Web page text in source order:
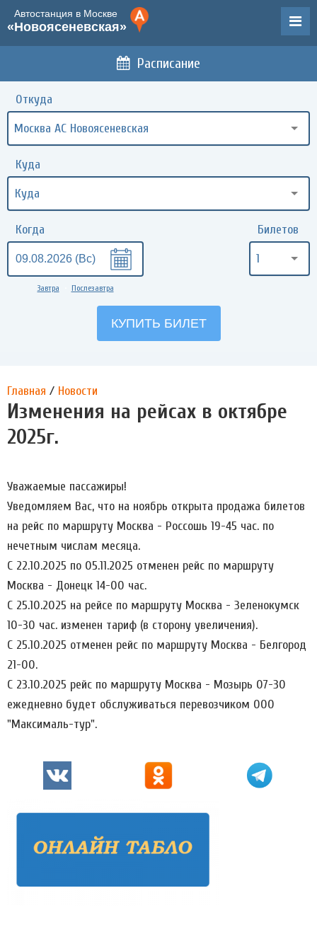
Автостанция в Москве
«Новоясеневская»
Расписание
Откуда
Москва АС Новоясеневская
Куда
Когда
Завтра Послезавтра
Билетов
1
Главная / Новости
Изменения на рейсах в октябре
2025г.
Уважаемые пассажиры!
Уведомляем Вас, что на ноябрь открыта продажа билетов
на рейс по маршруту Москва - Россошь 19-45 час. по
нечетным числам месяца.
С 22.10.2025 по 05.11.2025 отменен рейс по маршруту
Москва - Донецк 14-00 час.
С 25.10.2025 на рейсе по маршруту Москва - Зеленокумск
10-30 час. изменен тариф (в сторону увеличения).
С 25.10.2025 отменен рейс по маршруту Москва - Белгород
21-00.
С 23.10.2025 рейс по маршруту Москва - Мозырь 07-30
ежедневно будет обслуживаться перевозчиком ООО
"Максималь-тур".